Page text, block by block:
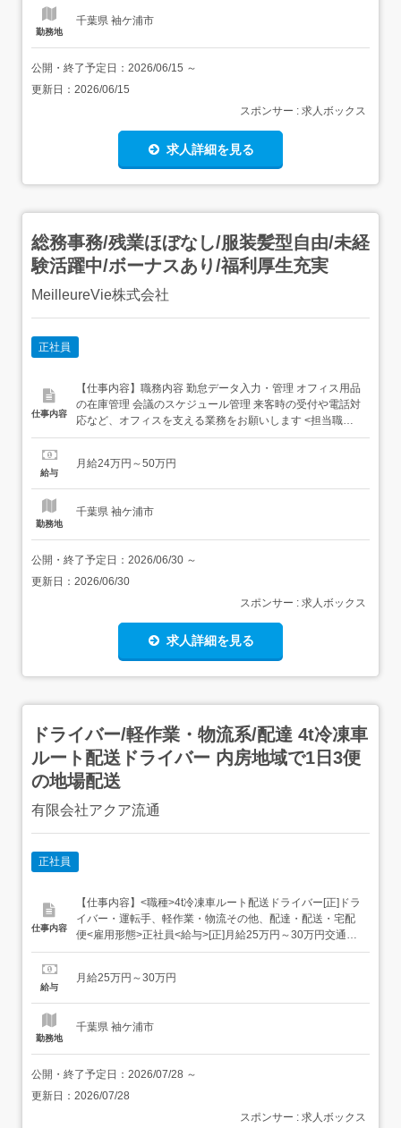
勤務地
千葉県 袖ケ浦市
公開・終了予定日： 2026/06/15 ～
更新日： 2026/06/15
スポンサー : 求人ボックス
求人詳細を見る
総務事務/残業ほぼなし/服装髪型自由/未経
験活躍中/ボーナスあり/福利厚生充実
MeilleureVie株式会社
正社員
仕事内容
【仕事内容】職務内容 勤怠データ入力・管理 オフィス用品
の在庫管理 会議のスケジュール管理 来客時の受付や電話対
応など、オフィスを支える業務をお願いします <担当職種>
オフィスワーク、管理部門サポート、総務˚ ₊⁎この仕事の魅
給賞与アリ 土日祝休み/服装・髪型・ネイル自由 安心の充
給与
月給24万円～50万円
勤務地
千葉県 袖ケ浦市
公開・終了予定日： 2026/06/30 ～
更新日： 2026/06/30
スポンサー : 求人ボックス
求人詳細を見る
ドライバー/軽作業・物流系/配達 4t冷凍車
ルート配送ドライバー 内房地域で1日3便
の地場配送
有限会社アクア流通
正社員
仕事内容
【仕事内容】<職種>4t冷凍車ルート配送ドライバー[正]ドラ
イバー・運転手、軽作業・物流その他、配達・配送・宅配
便<雇用形態>正社員<給与>[正]月給25万円～30万円交通費:
一部支給交通費は当社規程内にて支給いたします。昇給あ
給250,000円～300,000円 雇用形態:正社員(経験・能力...
給与
月給25万円～30万円
勤務地
千葉県 袖ケ浦市
公開・終了予定日： 2026/07/28 ～
更新日： 2026/07/28
スポンサー : 求人ボックス